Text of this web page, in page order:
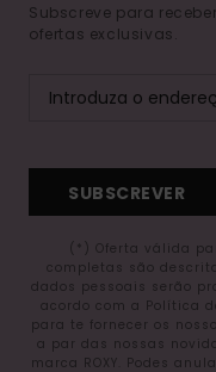
Subscreve para
ofertas exclusivas.
SUBSCREVER
(*) Oferta válida
completas são
dados pessoais serão
acordo com a Política
para te fornecer os
a par das nossas
marca ROXY. Podes